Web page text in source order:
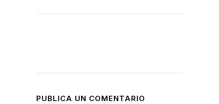
PUBLICA UN COMENTARIO